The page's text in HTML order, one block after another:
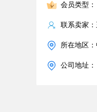
会员类型：
联系卖家
所在地区：
公司地址：